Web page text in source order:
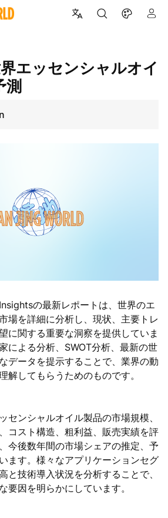
測
の最新レポートは、世界のエ
場を詳細に分析し、現状、主要トレ
に関する重要な洞察を提供していま
による分析、SWOT分析、最新の世
データを提示することで、業界の動
解してもらうためのものです。
センシャルオイル製品の市場規模、
コスト構造、粗利益、販売実績を評
今後数年間の市場シェアの推定、予
ます。様々なアプリケーションセグ
と技術導入状況を分析することで、
要因を明らかにしています。